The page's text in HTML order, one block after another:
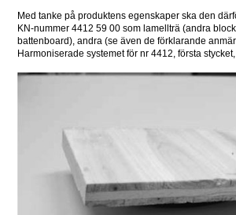
Med tanke på produktens egenskaper ska den
KN-nummer 4412 59 00 som lamellträ (andra
battenboard), andra (se även de förklarande
Harmoniserade systemet för nr 4412, första